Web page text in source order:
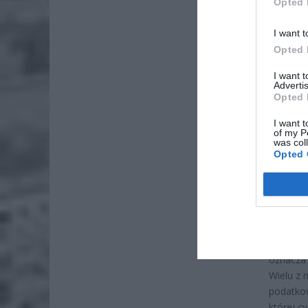
I want
Opted
I want
Opted
I want
of my
was
Opted
7
7
Wielu z